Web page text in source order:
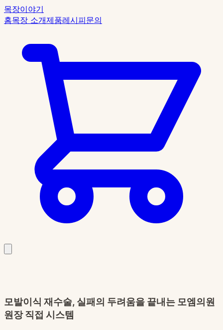
목장이야기
홈목장 소개제품레시피문의
모발이식 재수술, 실패의 두려움을 끝내는 모엠의원
원장 직접 시스템